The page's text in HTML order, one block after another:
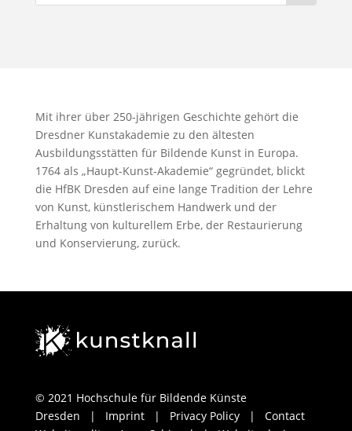
Mit ihrer über 250-jährigen Geschichte gehört die
Dresdner Kunstakademie zu den ältesten
Ausbildungsstätten für Bildende Kunst in Europa.
1764 als „Haupt-Kunst-Akademie“ gegründet, blickt
die HfBK Dresden auf eine lange Tradition der Lehre
von Kunst, künstlerischem Handwerk und der
Erhaltung von kulturellem Erbe, der Restaurierung
und Konservierung, zurück.
© 2021 Hochschule für Bildende Künste
Dresden | Imprint| Privacy Policy| Contact